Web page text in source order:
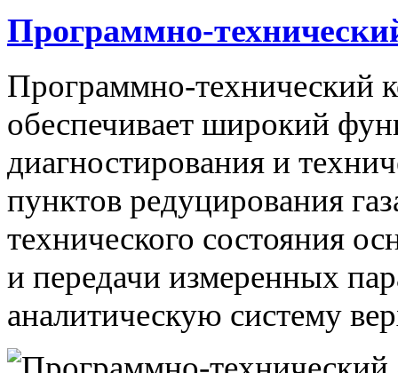
Программно-
Программно-технический
обеспечивает широкий
диагностирования и
пунктов редуцирования
технического состояния
и передачи измеренных
аналитическую систему